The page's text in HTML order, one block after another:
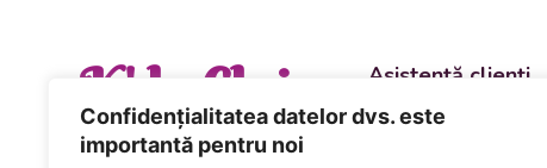
Confidențialitatea datelor dvs. este
importantă pentru noi
K' la Cluj Asistență clienți
Departament vânzări și